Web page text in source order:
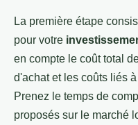
La première étape
pour votre
en compte le coût total
d'achat et les coûts liés
Prenez le temps de
proposés sur le marché